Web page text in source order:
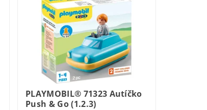
PLAYMOBIL® 71323 Autíčko
Push & Go (1.2.3)